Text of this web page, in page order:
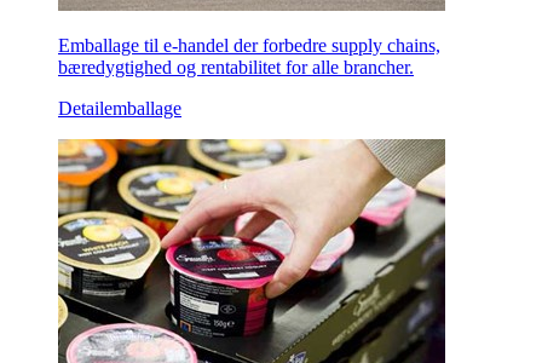
Emballage til e-handel der forbedre supply chains,
bæredygtighed og rentabilitet for alle brancher.
Detailemballage